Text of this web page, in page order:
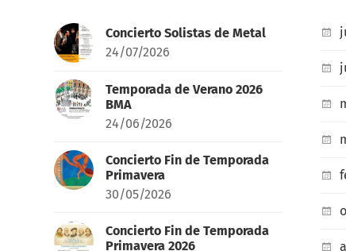
Concierto Solistas de Metal
24/07/2026
Temporada de Verano 2026
BMA
24/06/2026
Concierto Fin de Temporada
Primavera
30/05/2026
Concierto Fin de Temporada
Primavera 2026